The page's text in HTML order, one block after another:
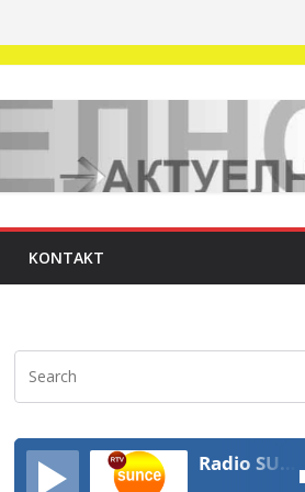
KONTAKT
Radio SUNCE